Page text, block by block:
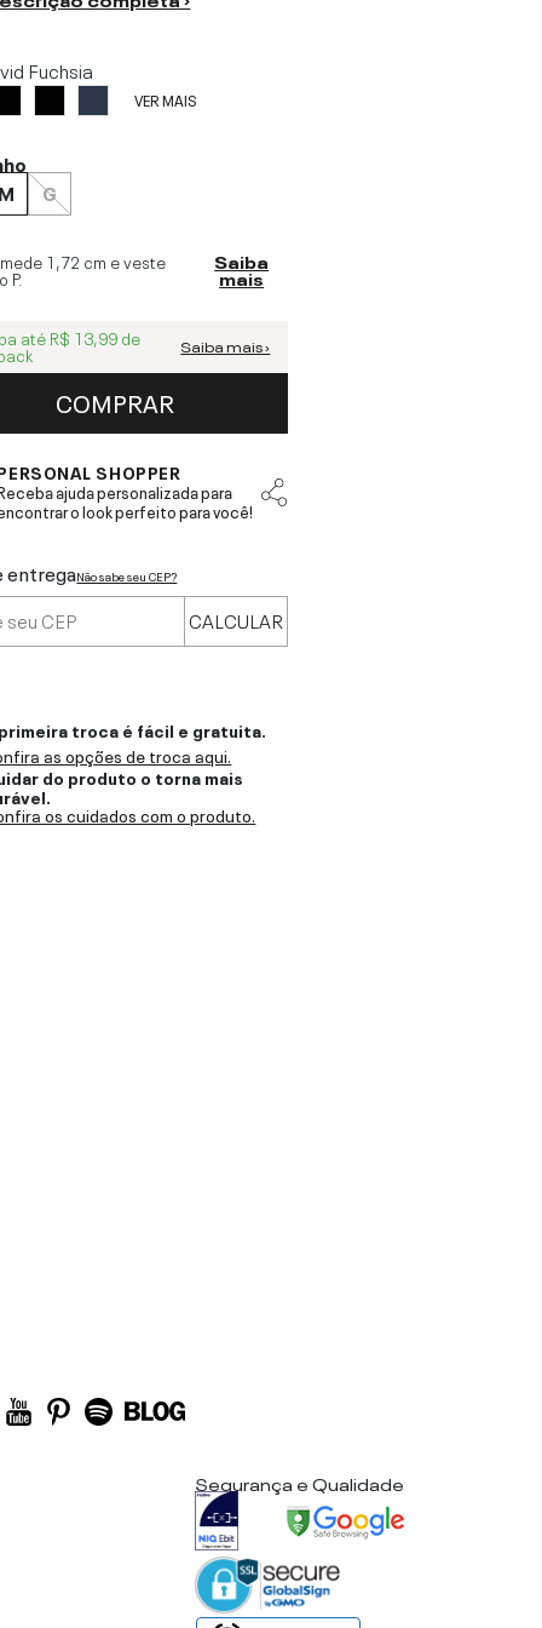
Fuchsia
VER MAIS
G
1,72 cm e veste
P.
Saiba
mais
até R$ 13,99 de Saiba mais ›
COMPRAR
SHOPPER
ajuda personalizada para
o look perfeito para você!
entregaNão sabe seu CEP?
CALCULAR
troca é fácil e gratuita.
as opções de troca aqui.
do produto o torna mais
os cuidados com o produto.
Segurança e Qualidade